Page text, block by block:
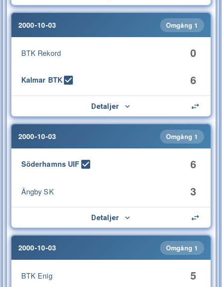
2000-10-03 Omgång 1
BTK Rekord 0
Kalmar BTK 6
Detaljer
2000-10-03 Omgång 1
Söderhamns UIF 6
Ängby SK 3
Detaljer
2000-10-03 Omgång 1
BTK Enig 5